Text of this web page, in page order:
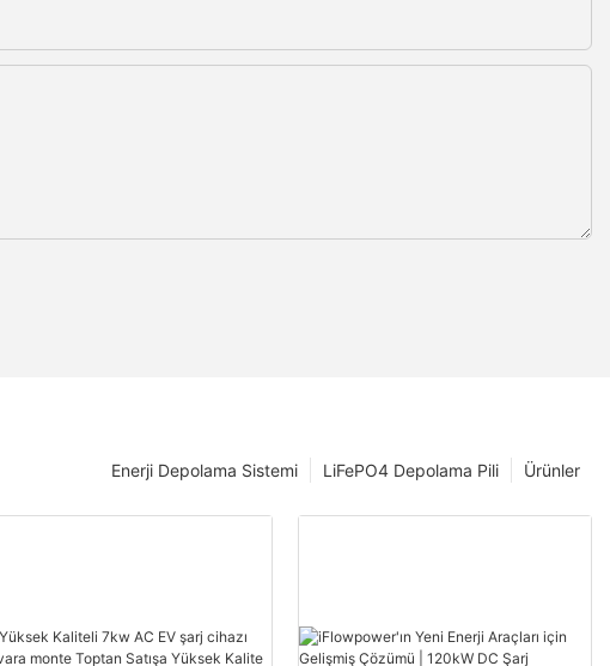
Ürünler
LiFePO4 Depolama Pili
Enerji Depolama Sistemi